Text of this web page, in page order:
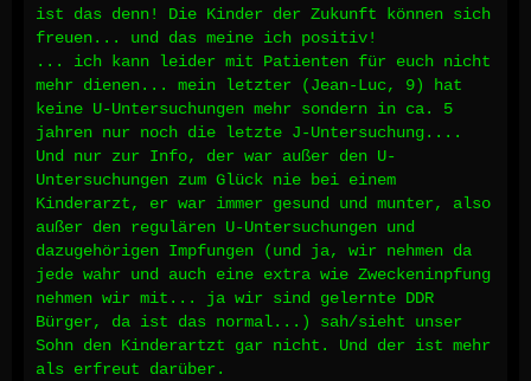
ist das denn! Die Kinder der Zukunft können sich
freuen... und das meine ich positiv!
... ich kann leider mit Patienten für euch nicht
mehr dienen... mein letzter (Jean-Luc, 9) hat
keine U-Untersuchungen mehr sondern in ca. 5
jahren nur noch die letzte J-Untersuchung....
Und nur zur Info, der war außer den U-
Untersuchungen zum Glück nie bei einem
Kinderarzt, er war immer gesund und munter, also
außer den regulären U-Untersuchungen und
dazugehörigen Impfungen (und ja, wir nehmen da
jede wahr und auch eine extra wie Zweckeninpfung
nehmen wir mit... ja wir sind gelernte DDR
Bürger, da ist das normal...) sah/sieht unser
Sohn den Kinderartzt gar nicht. Und der ist mehr
als erfreut darüber.